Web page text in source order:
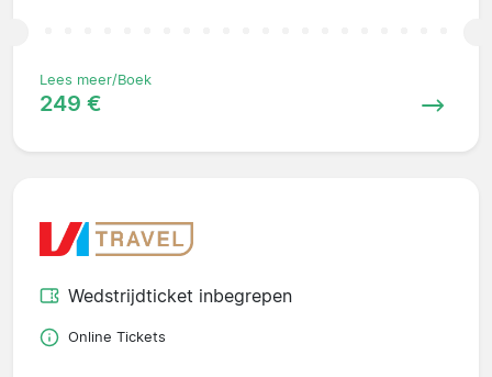
Lees meer/Boek
249 €
Wedstrijdticket inbegrepen
Online Tickets